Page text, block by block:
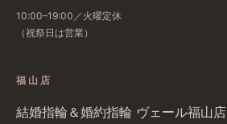
10:00–19:00／火曜定休
（祝祭日は​営業）
福山店
結婚​指輪＆婚約指輪 ヴェール福山店